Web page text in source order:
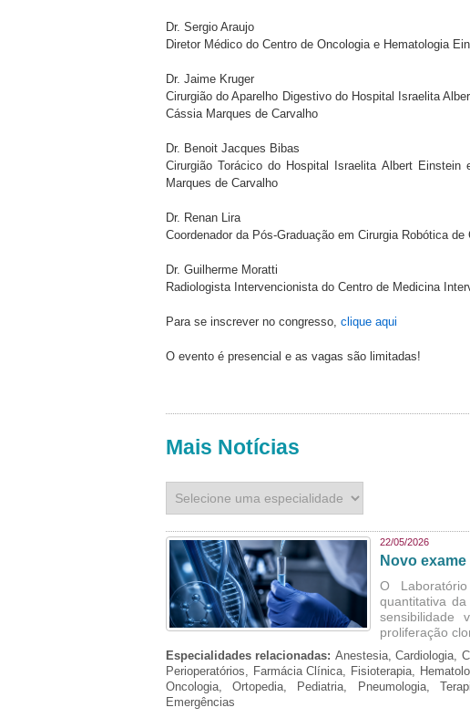
Dr. Sergio Araujo
Diretor Médico do Centro de Oncologia e Hematologia
Dr. Jaime Kruger
Cirurgião do Aparelho Digestivo do Hospital Israelita
Cássia Marques de Carvalho
Dr. Benoit Jacques Bibas
Cirurgião Torácico do Hospital Israelita Albert
Marques de Carvalho
Dr. Renan Lira
Coordenador da Pós-Graduação em Cirurgia Robótica
Dr. Guilherme Moratti
Radiologista Intervencionista do Centro de Medicina
Para se inscrever no congresso, clique aqui
O evento é presencial e as vagas são limitadas!
Mais Notícias
22/05/2026
Novo
O
quantitativa
sensibilidade
proliferação
Especialidades relacionadas: Anestesia, Cardiologia,
Perioperatórios, Farmácia Clínica, Fisioterapia,
Oncologia, Ortopedia, Pediatria, Pneumologia,
Emergências